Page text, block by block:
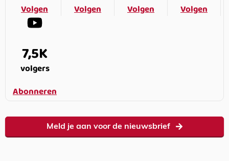
Volgen
Volgen
Volgen
Volgen
7,5K
volgers
Abonneren
Meld je aan voor de nieuwsbrief